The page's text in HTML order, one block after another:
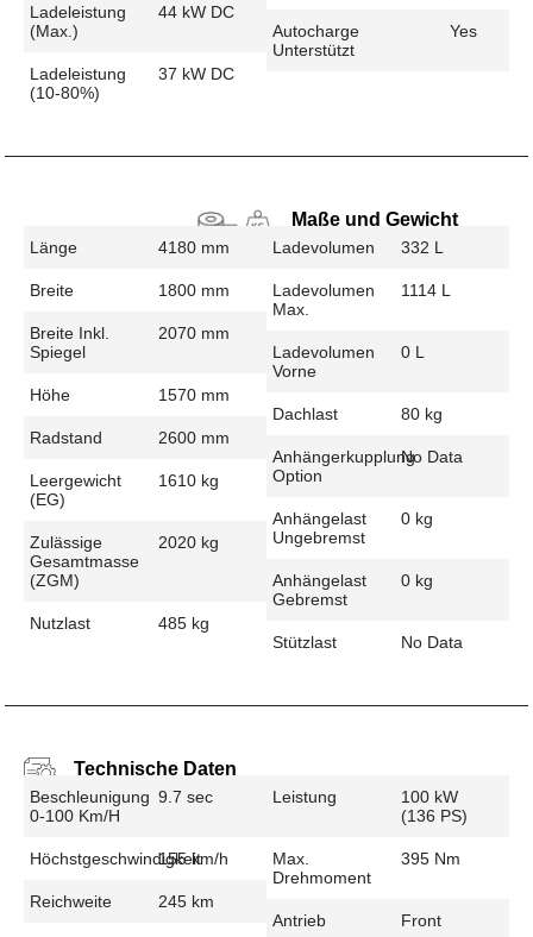
Ladeleistung
(max.)
44 kW DC
Ladeleistung
(10-80%)
37 kW DC
Autocharge
Unterstützt
Yes
Maße und Gewicht
Länge 4180 mm
Breite 1800 mm
Breite Inkl.
Spiegel
2070 mm
Höhe 1570 mm
Radstand 2600 mm
Leergewicht
(EG)
1610 kg
Zulässige
Gesamtmasse
(zGM)
2020 kg
Nutzlast 485 kg
Ladevolumen 332 L
Ladevolumen
Max.
1114 L
Ladevolumen
Vorne
0 L
Dachlast 80 kg
Anhängerkupplung
Option
No Data
Anhängelast
Ungebremst
0 kg
Anhängelast
Gebremst
0 kg
Stützlast No Data
Technische Daten
Beschleunigung
0-100 Km/h
9.7 sec
Höchstgeschwindigkeit
155 km/h
Reichweite 245 km
Leistung
100 kW
(136 PS)
Max.
Drehmoment
395 Nm
Antrieb Front